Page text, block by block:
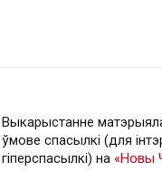
Выкарыстанне
ўмове спасылкі (для
гiперспасылкi) на «Новы